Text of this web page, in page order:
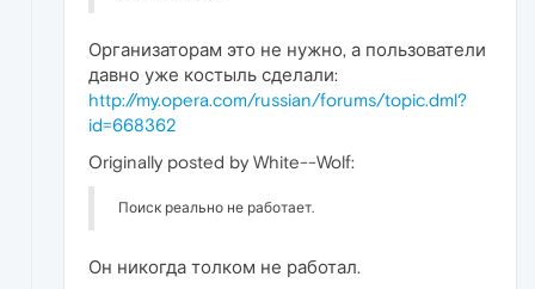
Организаторам это не нужно, а пользователи
давно уже костыль сделали:
http://my.opera.com/russian/forums/topic.dml?
id=668362
Originally posted by White--Wolf:
Поиск реально не работает.
Он никогда толком не работал.